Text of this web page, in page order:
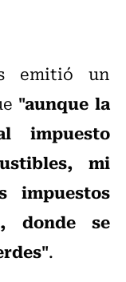
emitió un
"aunque la
impuesto
mi
impuestos
donde se
.